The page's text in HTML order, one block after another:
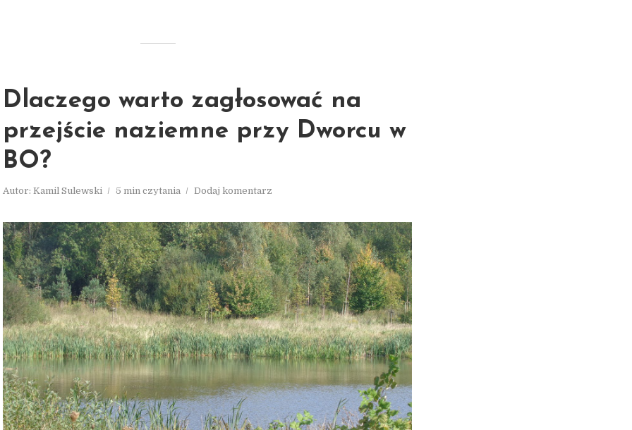
Dlaczego warto zagłosować na
przejście naziemne przy Dworcu w
BO?
Autor: Kamil Sulewski 5 min czytania Dodaj komentarz